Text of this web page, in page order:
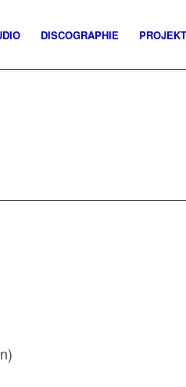
DISCOGRAPHIE